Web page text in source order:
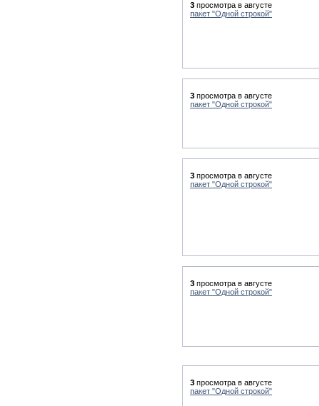
3 просмотра в августе
пакет "Одной строкой"
3 просмотра в августе
пакет "Одной строкой"
3 просмотра в августе
пакет "Одной строкой"
3 просмотра в августе
пакет "Одной строкой"
3 просмотра в августе
пакет "Одной строкой"